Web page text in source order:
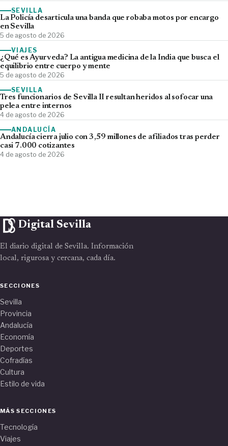
SEVILLA
La Policía desarticula una banda que robaba motos por encargo
en Sevilla
5 de agosto de 2026
VIAJES
¿Qué es Ayurveda? La antigua medicina de la India que busca el
equilibrio entre cuerpo y mente
5 de agosto de 2026
SEVILLA
Tres funcionarios de Sevilla II resultan heridos al sofocar una
pelea entre internos
4 de agosto de 2026
ANDALUCÍA
Andalucía cierra julio con 3,59 millones de afiliados tras perder
casi 7.000 cotizantes
4 de agosto de 2026
Digital Sevilla
El diario digital de Sevilla. Información
local, rigurosa y cercana, cada día.
SECCIONES
Sevilla
Provincia
Andalucía
Economía
Deportes
Cofradías
Cultura
Estilo de vida
MÁS SECCIONES
Tecnología
Viajes